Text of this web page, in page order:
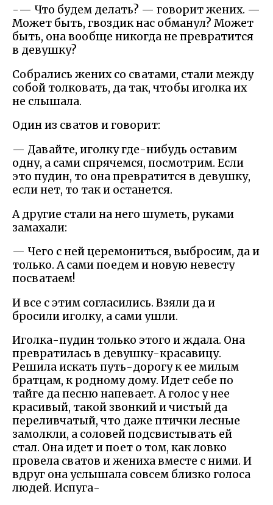
-— Что будем делать? — говорит жених. —
Может быть, гвоздик нас обманул? Может
быть, она вообще никогда не превратится
в девушку?
Собрались жених со сватами, стали между
собой толковать, да так, чтобы иголка их
не слышала.
Один из сватов и говорит:
— Давайте, иголку где-нибудь оставим
одну, а сами спрячемся, посмотрим. Если
это пудин, то она превратится в девушку,
если нет, то так и останется.
А другие стали на него шуметь, руками
замахали:
— Чего с ней церемониться, выбросим, да и
только. А сами поедем и новую невесту
посватаем!
И все с этим согласились. Взяли да и
бросили иголку, а сами ушли.
Иголка-пудин только этого и ждала. Она
превратилась в девушку-красавицу.
Решила искать путь-дорогу к ее милым
братцам, к родному дому. Идет себе по
тайге да песню напевает. А голос у нее
красивый, такой звонкий и чистый да
переливчатый, что даже птички лесные
замолкли, а соловей подсвистывать ей
стал. Она идет и поет о том, как ловко
провела сватов и жениха вместе с ними. И
вдруг она услышала совсем близко голоса
людей. Испуга-